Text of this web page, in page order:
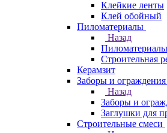
Клейкие ленты
Клей обойный
Пиломатериалы
Назад
Пиломатериалы
Строительная
Керамзит
Заборы и ограждения
Назад
Заборы и
Заглушки для
Строительные смеси